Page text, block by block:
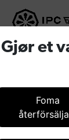
Gjør et
Foma
VÄLJ LAND: